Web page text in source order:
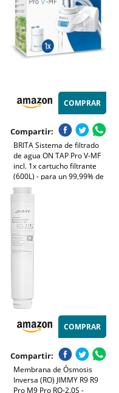
COMPRAR
Compartir:
BRITA Sistema de filtrado
de agua ON TAP Pro V-MF
incl. 1x cartucho filtrante
(600L) - para un 99,99% de
agua libre de bacterias,
reduciendo PFAS, incl.
cuenta atrás digital LCD de
capacidad
COMPRAR
Compartir:
Membrana de Ósmosis
Inversa (RO) JIMMY R9 R9
Pro M9 Pro RO-2.0S -